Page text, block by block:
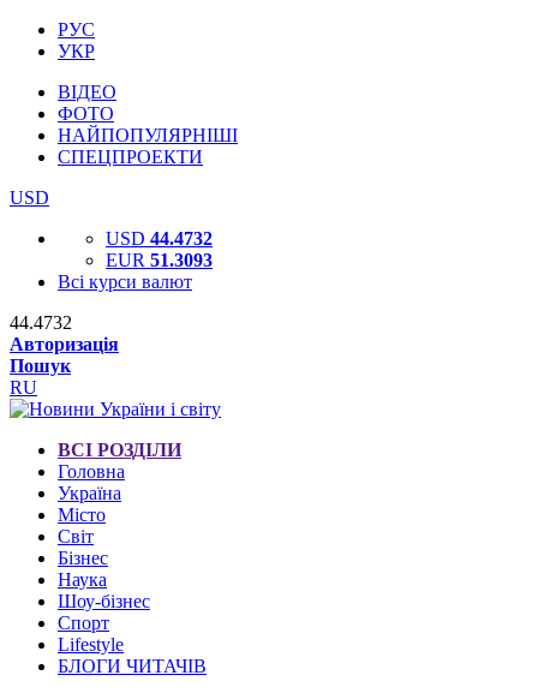
РУС
УКР
ВІДЕО
ФОТО
НАЙПОПУЛЯРНІШІ
СПЕЦПРОЕКТИ
USD
USD 44.4732
EUR 51.3093
Всі курси валют
44.4732
Авторизація
Пошук
RU
ВСІ РОЗДІЛИ
Головна
Україна
Місто
Світ
Бізнес
Наука
Шоу-бізнес
Спорт
Lifestyle
БЛОГИ ЧИТАЧІВ